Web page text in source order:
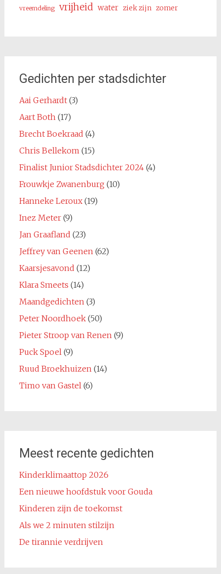
vreemdeling
vrijheid water ziek zijn zomer
Gedichten per stadsdichter
Aai Gerhardt(3)
Aart Both (17)
Brecht Boekraad (4)
Chris Bellekom (15)
Finalist Junior Stadsdichter 2024(4)
Frouwkje Zwanenburg (10)
Hanneke Leroux(19)
Inez Meter(9)
Jan Graafland (23)
Jeffrey van Geenen (62)
Kaarsjesavond (12)
Klara Smeets (14)
Maandgedichten (3)
Peter Noordhoek(50)
Pieter Stroop van Renen (9)
Puck Spoel (9)
Ruud Broekhuizen (14)
Timo van Gastel (6)
Meest recente gedichten
Kinderklimaattop 2026
Een nieuwe hoofdstuk voor Gouda
Kinderen zijn de toekomst
Als we 2 minuten stilzijn
De tirannie verdrijven